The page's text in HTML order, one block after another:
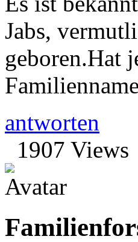
Jabs,
geboren.Hat
antworten
1907 Views